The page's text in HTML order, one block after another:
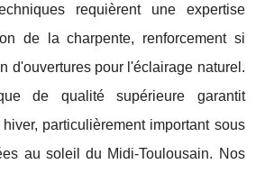
requièrent une expertise
de la charpente, renforcement si
d'ouvertures pour l'éclairage naturel.
de qualité supérieure garantit
particulièrement important sous
au soleil du Midi-Toulousain. Nos